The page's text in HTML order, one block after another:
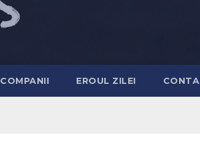
COMPANII EROUL ZILEI